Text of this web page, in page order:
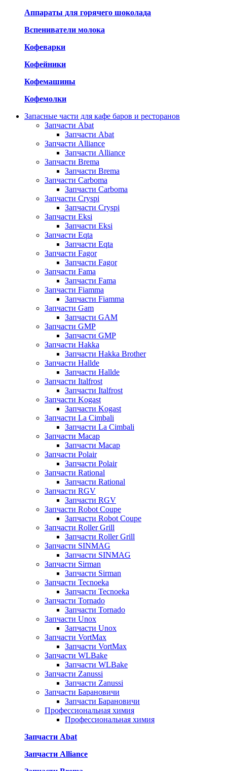
Аппараты для горячего шоколада
Вспениватели молока
Кофеварки
Кофейники
Кофемашины
Кофемолки
Запасные части для кафе баров и ресторанов
Запчасти Abat
Запчасти Abat
Запчасти Alliance
Запчасти Alliance
Запчасти Brema
Запчасти Brema
Запчасти Carboma
Запчасти Carboma
Запчасти Cryspi
Запчасти Cryspi
Запчасти Eksi
Запчасти Eksi
Запчасти Eqta
Запчасти Eqta
Запчасти Fagor
Запчасти Fagor
Запчасти Fama
Запчасти Fama
Запчасти Fiamma
Запчасти Fiamma
Запчасти Gam
Запчасти GAM
Запчасти GMP
Запчасти GMP
Запчасти Hakka
Запчасти Hakka Brother
Запчасти Hallde
Запчасти Hallde
Запчасти Italfrost
Запчасти Italfrost
Запчасти Kogast
Запчасти Kogast
Запчасти La Cimbali
Запчасти La Cimbali
Запчасти Macap
Запчасти Macap
Запчасти Polair
Запчасти Polair
Запчасти Rational
Запчасти Rational
Запчасти RGV
Запчасти RGV
Запчасти Robot Coupe
Запчасти Robot Coupe
Запчасти Roller Grill
Запчасти Roller Grill
Запчасти SINMAG
Запчасти SINMAG
Запчасти Sirman
Запчасти Sirman
Запчасти Tecnoeka
Запчасти Tecnoeka
Запчасти Tornado
Запчасти Tornado
Запчасти Unox
Запчасти Unox
Запчасти VortMax
Запчасти VortMax
Запчасти WLBake
Запчасти WLBake
Запчасти Zanussi
Запчасти Zanussi
Запчасти Барановичи
Запчасти Барановичи
Профессиональная химия
Профессиональная химия
Запчасти Abat
Запчасти Alliance